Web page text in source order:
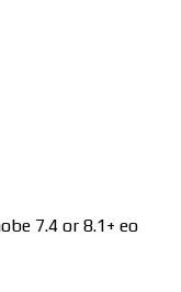
7.4 or 8.1+ eo